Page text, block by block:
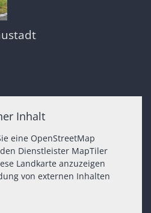
Inhalt
eine OpenStreetMap
Dienstleister MapTiler
Landkarte anzuzeigen
von externen Inhalten